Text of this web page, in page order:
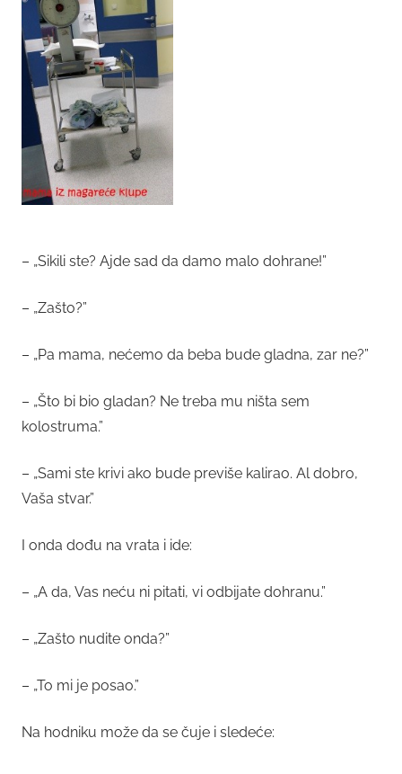
– „Sikili ste? Ajde sad da damo malo dohrane!”
– „Zašto?”
– „Pa mama, nećemo da beba bude gladna, zar ne?”
– „Što bi bio gladan? Ne treba mu ništa sem
kolostruma.”
– „Sami ste krivi ako bude previše kalirao. Al dobro,
Vaša stvar.”
I onda dođu na vrata i ide:
– „A da, Vas neću ni pitati, vi odbijate dohranu.”
– „Zašto nudite onda?”
– „To mi je posao.”
Na hodniku može da se čuje i sledeće: